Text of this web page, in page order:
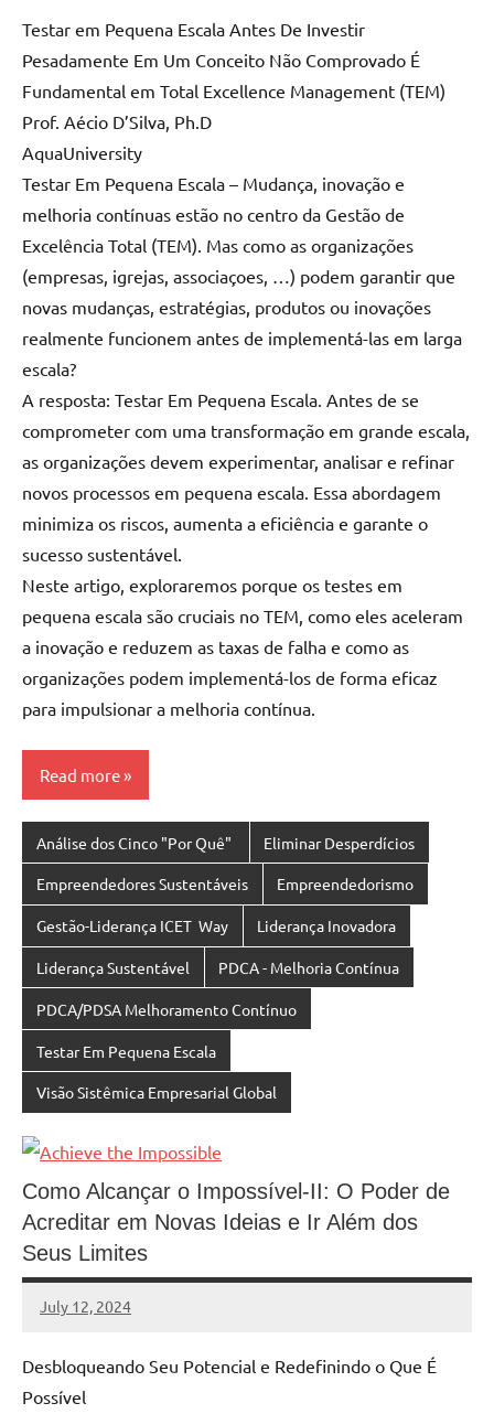
Testar em Pequena Escala Antes De Investir
Pesadamente Em Um Conceito Não Comprovado É
Fundamental em Total Excellence Management (TEM)
Prof. Aécio D’Silva, Ph.D
AquaUniversity
Testar Em Pequena Escala – Mudança, inovação e
melhoria contínuas estão no centro da Gestão de
Excelência Total (TEM). Mas como as organizações
(empresas, igrejas, associaçoes, …) podem garantir que
novas mudanças, estratégias, produtos ou inovações
realmente funcionem antes de implementá-las em larga
escala?
A resposta: Testar Em Pequena Escala. Antes de se
comprometer com uma transformação em grande escala,
as organizações devem experimentar, analisar e refinar
novos processos em pequena escala. Essa abordagem
minimiza os riscos, aumenta a eficiência e garante o
sucesso sustentável.
Neste artigo, exploraremos porque os testes em
pequena escala são cruciais no TEM, como eles aceleram
a inovação e reduzem as taxas de falha e como as
organizações podem implementá-los de forma eficaz
para impulsionar a melhoria contínua.
Read more
Análise dos Cinco "Por Quê" Eliminar Desperdícios
Empreendedores Sustentáveis Empreendedorismo
Gestão-Liderança ICET Way Liderança Inovadora
Liderança Sustentável PDCA - Melhoria Contínua
PDCA/PDSA Melhoramento Contínuo
Testar Em Pequena Escala
Visão Sistêmica Empresarial Global
Como Alcançar o Impossível-II: O Poder de
Acreditar em Novas Ideias e Ir Além dos
Seus Limites
July 12, 2024
MyBelo
No
Desbloqueando Seu Potencial e Redefinindo o Que É
Possível